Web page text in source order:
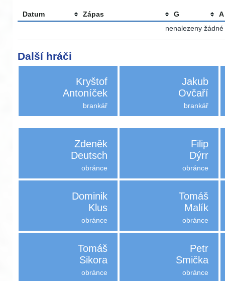
Datum Zápas G
A
nenalezeny
Další hráči
Kryštof
Antoníček
brankář
Jakub
Ovčaří
brankář
Zdeněk
Deutsch
obránce
Filip
Dýrr
obránce
Dominik
Klus
obránce
Tomáš
Malík
obránce
Tomáš
Sikora
obránce
Petr
Smička
obránce